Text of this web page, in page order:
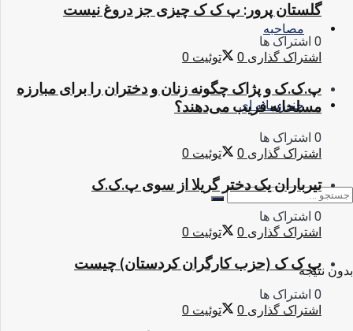
مصاحبه
چندرسانه ای
بدون نتیجه
گلستان پرور: پ ک ک چیزی جز دروغ نیست
0 اشتراک ها
اشتراک گذاری 0 توئیت 0
پ.ک.ک و پژاک چگونه زنان و دختران را برای مبارزه
مسلحانه فریب می‌دهند؟
0 اشتراک ها
اشتراک گذاری 0 توئیت 0
تیرباران یک دختر گریلا از سوی پ.ک.ک
0 اشتراک ها
اشتراک گذاری 0 توئیت 0
پ ک ک (حزب کارگران کردستان) چیست
0 اشتراک ها
اشتراک گذاری 0 توئیت 0